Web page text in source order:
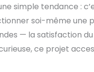
simple tendance
soi-même
— la satisfaction
ce projet